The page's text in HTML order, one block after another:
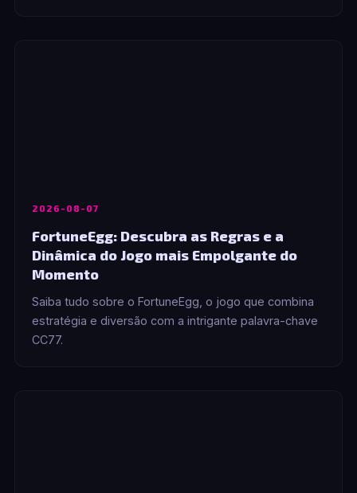
2026-08-07
FortuneEgg: Descubra as Regras e a
Dinâmica do Jogo mais Empolgante do
Momento
Saiba tudo sobre o FortuneEgg, o jogo que combina
estratégia e diversão com a intrigante palavra-chave
CC77.